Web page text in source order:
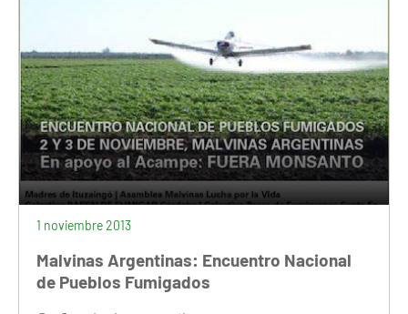
1 noviembre 2013
Malvinas Argentinas: Encuentro Nacional
de Pueblos Fumigados